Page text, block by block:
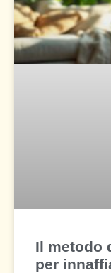
Il metodo
per